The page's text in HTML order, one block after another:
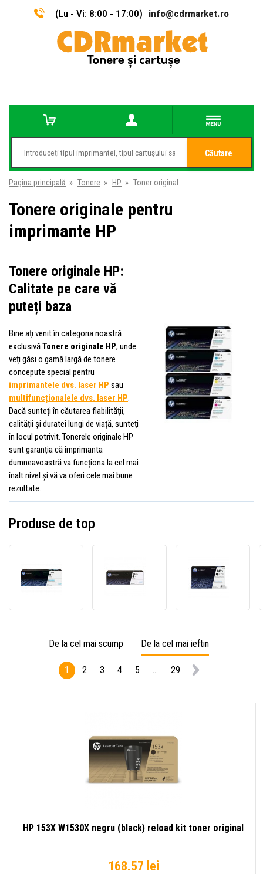
(Lu - Vi: 8:00 - 17:00) info@cdrmarket.ro
Căutare
Pagina principală » Tonere » HP » Toner original
Tonere originale pentru
imprimante HP
Tonere originale HP:
Calitate pe care vă
puteți baza
Bine ați venit în categoria noastră
exclusivăTonere originale HP, unde
veți găsi o gamă largă de tonere
concepute special pentru
imprimantele dvs. laser HP sau
multifuncționalele dvs. laser HP.
Dacă sunteți în căutarea fiabilității,
calității și duratei lungi de viață, sunteți
în locul potrivit. Tonerele originale HP
sunt garanția că imprimanta
dumneavoastră va funcționa la cel mai
înalt nivel și vă va oferi cele mai bune
rezultate.
Produse de top
(black)
(black)
De la cel mai scump De la cel mai ieftin
1 2 3 4 5 ... 29
HP 153X W1530X negru (black) reload kit toner original
168.57 lei